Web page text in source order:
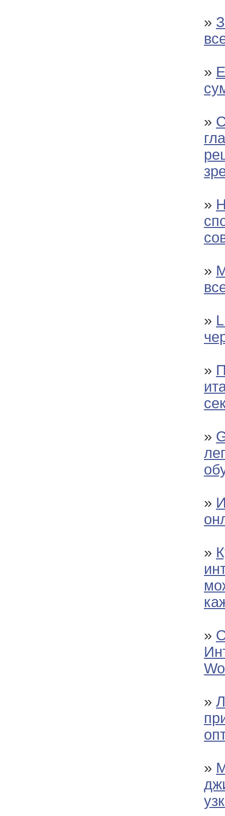
»
»
»
»
»
»
»
»
»
»
»
»
»